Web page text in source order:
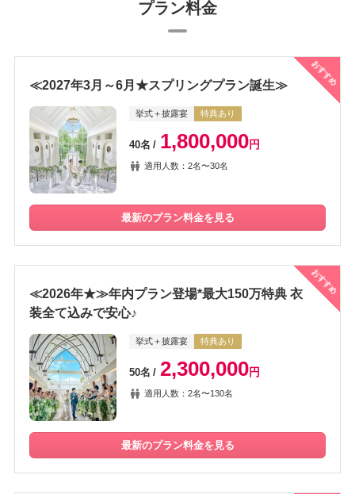
プラン料金
おすすめ
≪2027年3月～6月★スプリングプラン誕生≫
挙式＋披露宴 特典あり
40名 1,800,000円
適用人数：2名〜30名
最新のプラン料金を見る
おすすめ
≪2026年★≫年内プラン登場*最大150万特典 衣
装全て込みで安心♪
挙式＋披露宴 特典あり
50名 2,300,000円
適用人数：2名〜130名
最新のプラン料金を見る